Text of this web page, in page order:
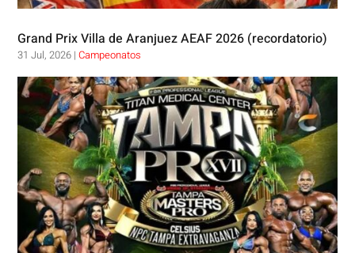
Grand Prix Villa de Aranjuez AEAF 2026 (recordatorio)
31 Jul, 2026 |Campeonatos